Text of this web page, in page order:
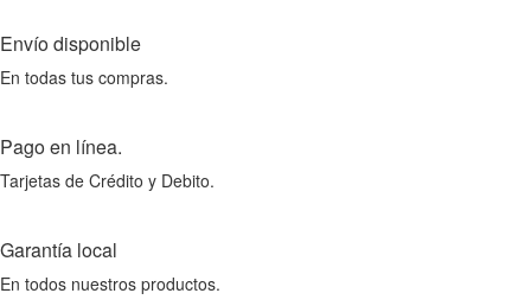
Envío disponible
En todas tus compras.
Pago en línea.
Tarjetas de Crédito y Debito.
Garantía local
En todos nuestros productos.